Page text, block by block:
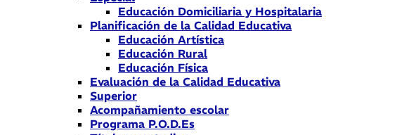
Educación Domiciliaria y Hospitalaria
Planificación de la Calidad Educativa
Educación Artística
Educación Rural
Educación Física
Evaluación de la Calidad Educativa
Superior
Acompañamiento escolar
Programa P.O.D.Es